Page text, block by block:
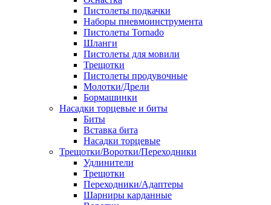
Пистолеты подкачки
Наборы пневмоинструмента
Пистолеты Tornado
Шланги
Пистолеты для мовили
Трещотки
Пистолеты продувочные
Молотки/Дрели
Бормашинки
Насадки торцевые и биты
Биты
Вставка бита
Насадки торцевые
Трещотки/Воротки/Переходники
Удлинители
Трещотки
Переходники/Адаптеры
Шарниры карданные